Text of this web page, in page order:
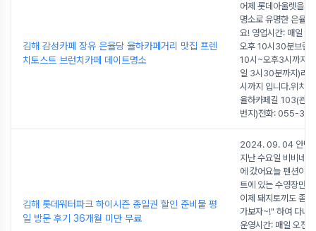
김해 감성카페 장유 은율당 율하카페거리 맛집 프렌
치토스트 브런치카페 데이트명소
어제 롯데아울렛을
명소로 유명한 은율
요! 영업시간: 매일
오후 10시30분브런
10시~오후3시까지(
일 3시30분까지)라
시까지 입니다.위치:
율하카페길 103(관
번지)전화: 055-
김해 롯데워터파크 하이시즌 종일권 할인 준비물 평
일 방문 후기 36개월 미만 무료
2024. 09. 04 안녕
지난 수요일 비비네
에 갔어요늘 펜션이
트에 있는 수영장만
이제 돼지토끼도 좀
가보자~!" 하여 다녀
운영시간: 매일 오전